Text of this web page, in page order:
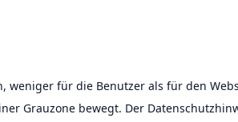
weniger für die Benutzer als für den
Grauzone bewegt. Der